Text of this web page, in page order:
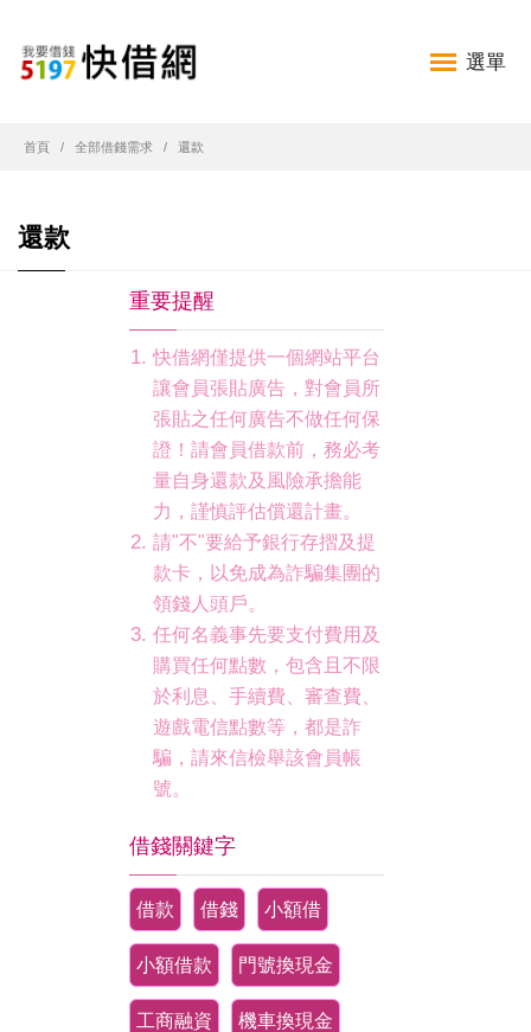
選單
首頁 全部借錢需求 還款
還款
重要提醒
快借網僅提供一個網站平台
讓會員張貼廣告，對會員所
張貼之任何廣告不做任何保
證！請會員借款前，務必考
量自身還款及風險承擔能
力，謹慎評估償還計畫。
請"不"要給予銀行存摺及提
款卡，以免成為詐騙集團的
領錢人頭戶。
任何名義事先要支付費用及
購買任何點數，包含且不限
於利息、手續費、審查費、
遊戲電信點數等，都是詐
騙，請來信檢舉該會員帳
號。
借錢關鍵字
借款 借錢 小額借
小額借款 門號換現金
工商融資 機車換現金